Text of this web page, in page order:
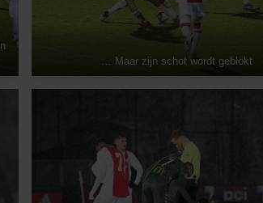
… Maar zijn schot wordt geblokt